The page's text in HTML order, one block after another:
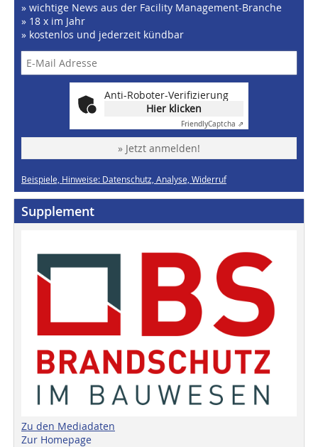
» wichtige News aus der Facility Management-Branche
» 18 x im Jahr
» kostenlos und jederzeit kündbar
Anti-Roboter-Verifizierung
Hier klicken
FriendlyCaptcha ⇗
» Jetzt anmelden!
Beispiele, Hinweise: Datenschutz, Analyse, Widerruf
Supplement
Zu den Mediadaten
Zur Homepage